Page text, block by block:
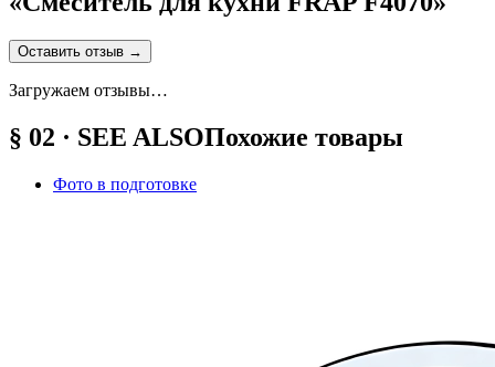
Оставить отзыв →
Загружаем отзывы…
§ 02 · SEE ALSOПохожие товары
Фото в подготовке